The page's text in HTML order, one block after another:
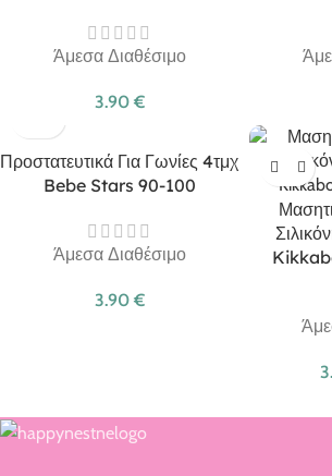
Άμεσα Διαθέσιμο
3.90 €
Προστατευτικά Για Γωνίες 4τμχ
Bebe Stars 90-100
Άμεσα Διαθέσιμο
3.90 €